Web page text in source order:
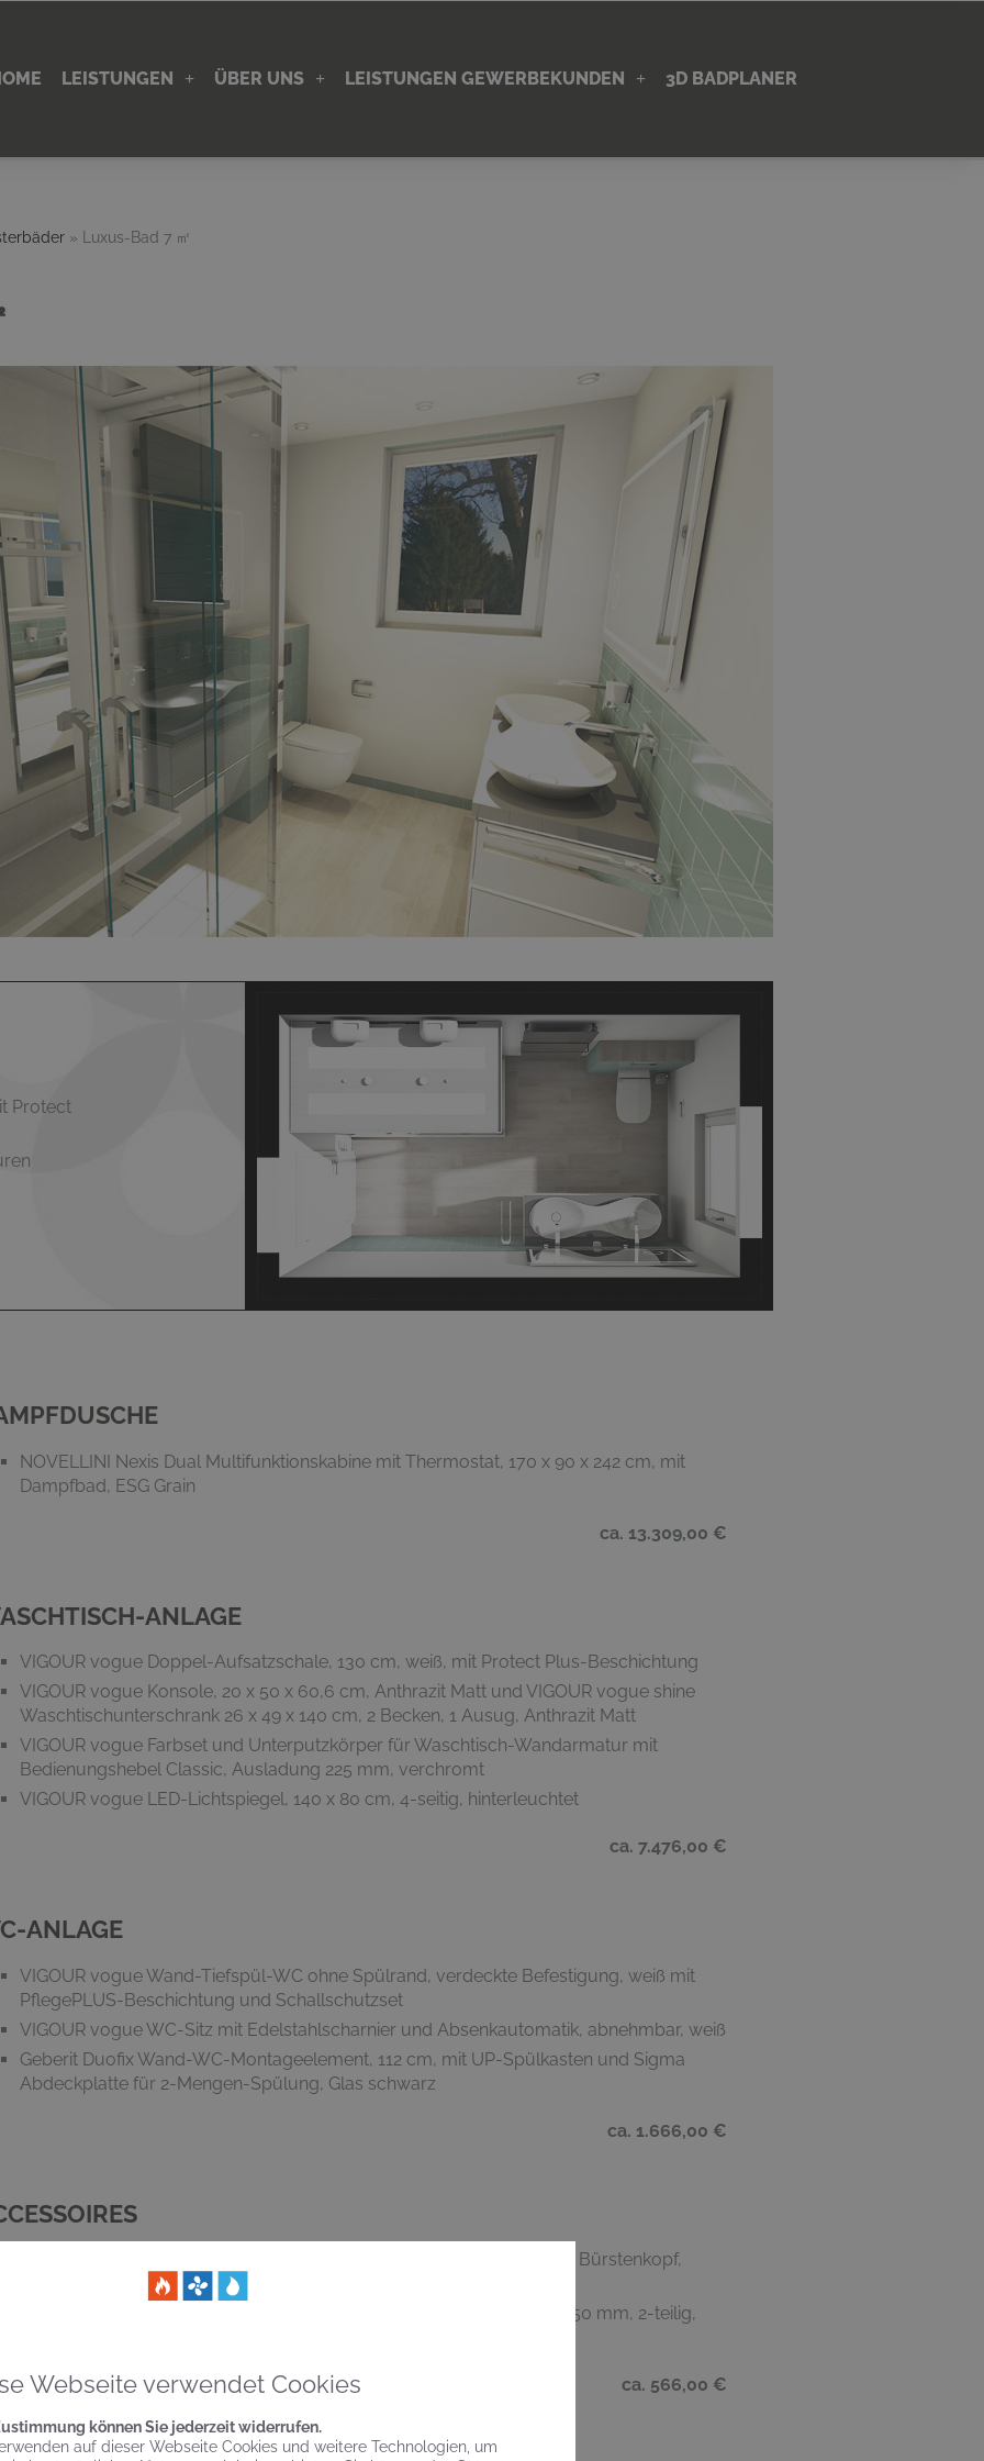
LEISTUNGEN ÜBER UNS LEISTUNGEN GEWERBEKUNDEN 3D BADPLANER
» Luxus-Bad 7 ㎡
Protect
NOVELLINI Nexis Dual Multifunktionskabine mit Thermostat, 170 x 90 x 242 cm, mit
Dampfbad, ESG Grain
ca. 13.309,00 €
ANLAGE
VIGOUR vogue Doppel-Aufsatzschale, 130 cm, weiß, mit Protect Plus-Beschichtung
VIGOUR vogue Konsole, 20 x 50 x 60,6 cm, Anthrazit Matt und VIGOUR vogue shine
Waschtischunterschrank 26 x 49 x 140 cm, 2 Becken, 1 Ausug, Anthrazit Matt
VIGOUR vogue Farbset und Unterputzkörper für Waschtisch-Wandarmatur mit
Bedienungshebel Classic, Ausladung 225 mm, verchromt
VIGOUR vogue LED-Lichtspiegel, 140 x 80 cm, 4-seitig, hinterleuchtet
ca. 7.476,00 €
ANLAGE
VIGOUR vogue Wand-Tiefspül-WC ohne Spülrand, verdeckte Befestigung, weiß mit
PflegePLUS-Beschichtung und Schallschutzset
VIGOUR vogue WC-Sitz mit Edelstahlscharnier und Absenkautomatik, abnehmbar, weiß
Geberit Duofix Wand-WC-Montageelement, 112 cm, mit UP-Spülkasten und Sigma
Abdeckplatte für 2-Mengen-Spülung, Glas schwarz
ca. 1.666,00 €
VIGOUR vogue Papierhalter und Bürstengarnitur mit Glaseinsatz und Bürstenkopf,
VIGOUR vogue Flüssigseifenspender mit Glas und Handtuchhalter, 450 mm, 2-teilig,
ca. 566,00 €
Webseite verwendet Cookies
können Sie jederzeit widerrufen.
auf dieser Webseite Cookies und weitere Technologien, um